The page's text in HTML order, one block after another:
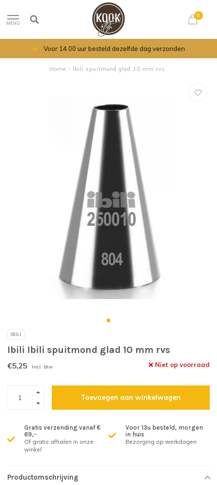
MENU
0
Voor 14.00 uur besteld dezelfde dag verzonden
Home / Ibili spuitmond glad 10 mm rvs
IBILI
Ibili Ibili spuitmond glad 10 mm rvs
€5,25 Incl. btw Niet op voorraad
Toevoegen aan winkelwagen
Gratis verzending vanaf €
69,-
Of gratis afhalen in onze
winkel
Voor 13u besteld, morgen
in huis
Bezorging op werkdagen
Productomschrijving